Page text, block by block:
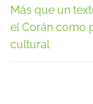
Más que un
el Corán como
cultural